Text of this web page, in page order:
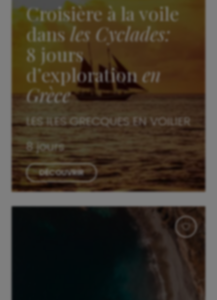
Croisière à la voile
dansles Cyclades:
8 jours
d’explorationen
Grèce
LES ILES GRECQUES EN VOILIER
8 jours
DÉCOUVRIR